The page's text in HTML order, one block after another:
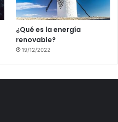
¿Qué es la energía
renovable?
19/12/2022